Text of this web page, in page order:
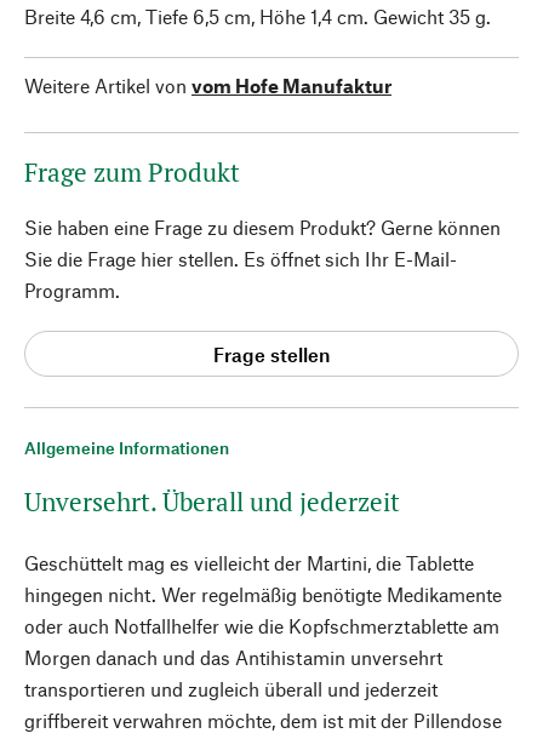
Allgemeine Informationen
Unversehrt. Überall und jederzeit
Geschüttelt mag es vielleicht der Martini, die Tablette
hingegen nicht. Wer regelmäßig benötigte Medikamente
oder auch Notfallhelfer wie die Kopfschmerztablette am
Morgen danach und das Antihistamin unversehrt
transportieren und zugleich überall und jederzeit
griffbereit verwahren möchte, dem ist mit der Pillendose
Breite 4,6 cm, Tiefe 6,5 cm, Höhe 1,4 cm. Gewicht 35 g.
Weitere Artikel von vom Hofe Manufaktur
Frage zum Produkt
Sie haben eine Frage zu diesem Produkt? Gerne können
Sie die Frage hier stellen. Es öffnet sich Ihr E-Mail-
Programm.
Frage stellen